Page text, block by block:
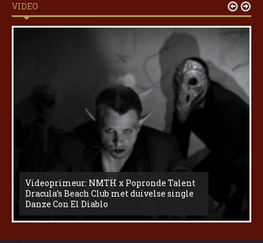
VIDEO
Videoprimeur: NMTH x Popronde Talent
Dracula’s Beach Club met duivelse single
Danze Con El Diablo
 